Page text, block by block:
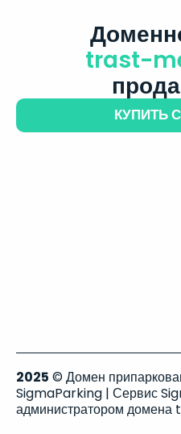
trast-
КУПИТЬ
2025 © Домен
SigmaParking | Сервис
администратором